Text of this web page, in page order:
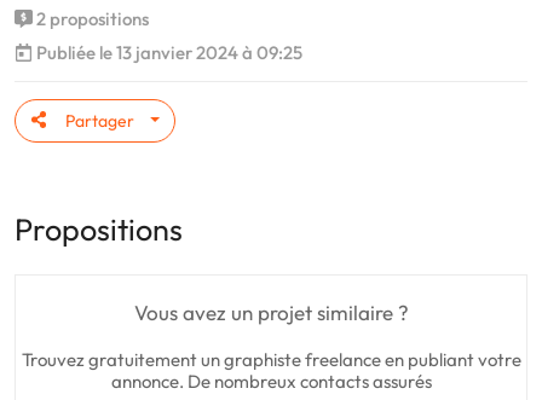
2 propositions
Publiée le 13 janvier 2024 à 09:25
Partager
Propositions
Vous avez un projet similaire ?
Trouvez gratuitement un graphiste freelance en publiant votre
annonce. De nombreux contacts assurés